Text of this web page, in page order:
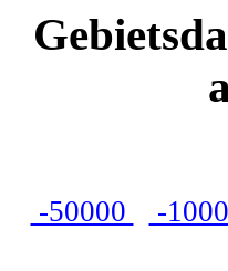
-50000 -